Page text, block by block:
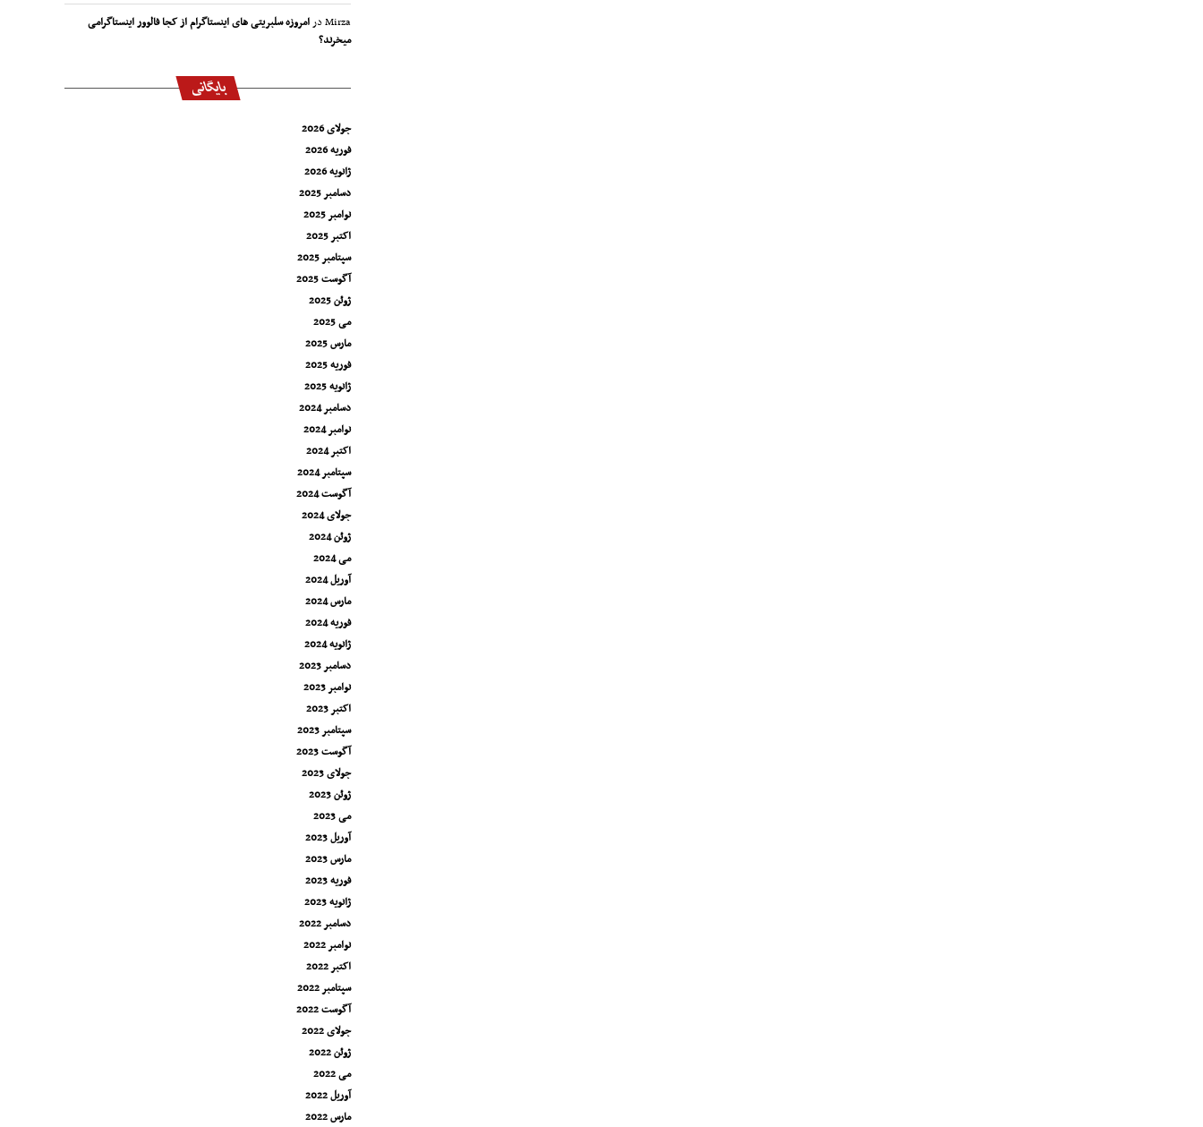
Mirzaدرامروزه سلبریتی های اینستاگرام از کجا فالوور اینستاگرامی
میخرند؟
بایگانی
جولای 2026
فوریه 2026
ژانویه 2026
دسامبر 2025
نوامبر 2025
اکتبر 2025
سپتامبر 2025
آگوست 2025
ژوئن 2025
می 2025
مارس 2025
فوریه 2025
ژانویه 2025
دسامبر 2024
نوامبر 2024
اکتبر 2024
سپتامبر 2024
آگوست 2024
جولای 2024
ژوئن 2024
می 2024
آوریل 2024
مارس 2024
فوریه 2024
ژانویه 2024
دسامبر 2023
نوامبر 2023
اکتبر 2023
سپتامبر 2023
آگوست 2023
جولای 2023
ژوئن 2023
می 2023
آوریل 2023
مارس 2023
فوریه 2023
ژانویه 2023
دسامبر 2022
نوامبر 2022
اکتبر 2022
سپتامبر 2022
آگوست 2022
جولای 2022
ژوئن 2022
می 2022
آوریل 2022
مارس 2022